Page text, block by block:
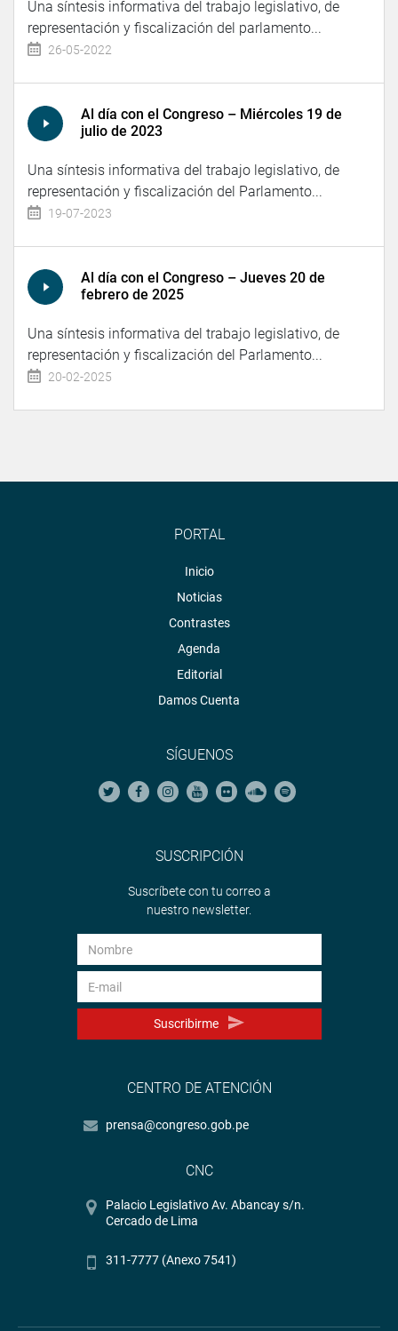
Una síntesis informativa del trabajo legislativo, de
representación y fiscalización del parlamento...
26-05-2022
Al día con el Congreso – Miércoles 19 de
julio de 2023
Una síntesis informativa del trabajo legislativo, de
representación y fiscalización del Parlamento...
19-07-2023
Al día con el Congreso – Jueves 20 de
febrero de 2025
Una síntesis informativa del trabajo legislativo, de
representación y fiscalización del Parlamento...
20-02-2025
PORTAL
Inicio
Noticias
Contrastes
Agenda
Editorial
Damos Cuenta
SÍGUENOS
SUSCRIPCIÓN
Suscríbete con tu correo a
nuestro newsletter.
Suscribirme
CENTRO DE ATENCIÓN
prensa@congreso.gob.pe
CNC
Palacio Legislativo Av. Abancay s/n.
Cercado de Lima
311-7777 (Anexo 7541)